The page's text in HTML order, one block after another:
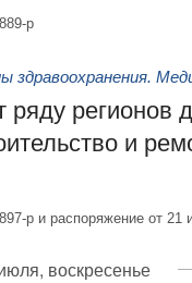
р
здравоохранения.
ряду регионов
и
р и распоряжение от
воскресенье